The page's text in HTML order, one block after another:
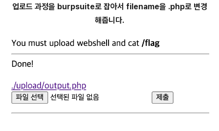
업로드 과정을 burpsuite로 잡아서 filename을 .php로 변경
해줍니다.